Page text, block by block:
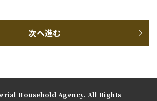
次へ進む
Household Agency. All Rights